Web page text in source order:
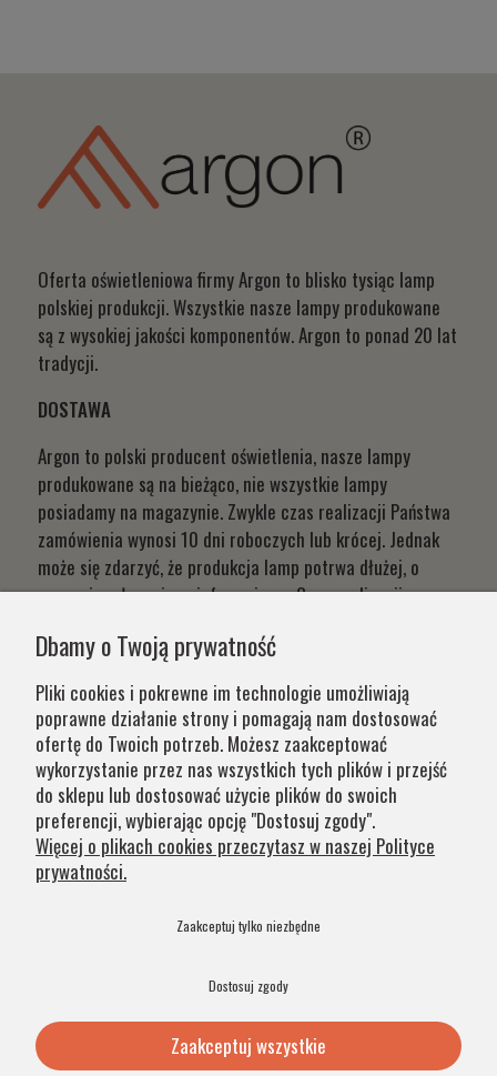
Oferta oświetleniowa firmy Argon to blisko tysiąc lamp
polskiej produkcji. Wszystkie nasze lampy produkowane
są z wysokiej jakości komponentów. Argon to ponad 20 lat
tradycji.
DOSTAWA
Argon to polski producent oświetlenia, nasze lampy
produkowane są na bieżąco, nie wszystkie lampy
posiadamy na magazynie. Zwykle czas realizacji Państwa
zamówienia wynosi 10 dni roboczych lub krócej. Jednak
może się zdarzyć, że produkcja lamp potrwa dłużej, o
czym niezwłocznie poinformujemy. Czas realizacji
chęci zapewnienia jak najwyższej jakości produktu. W
na zamówienie jest zaznaczony w opisie. Wierzymy, że na
nasze lampy warto czasem poczekać.
Kategorie
Obsługa klienta
© 2026 Argon Lampy. All Rights Reserved. .
Dbamy o Twoją prywatność
Pliki cookies i pokrewne im technologie umożliwiają
poprawne działanie strony i pomagają nam dostosować
ofertę do Twoich potrzeb. Możesz zaakceptować
wykorzystanie przez nas wszystkich tych plików i przejść
do sklepu lub dostosować użycie plików do swoich
preferencji, wybierając opcję "Dostosuj zgody".
Więcej o plikach cookies przeczytasz w naszej Polityce
prywatności.
Zaakceptuj tylko niezbędne
Dostosuj zgody
Zaakceptuj wszystkie